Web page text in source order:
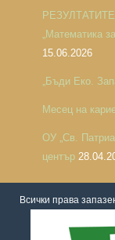
РЕЗУЛТАТИТЕ
„Математика
15.06.2026
„Бъди Еко.
Месец на
ОУ „Св.
център
Всички права